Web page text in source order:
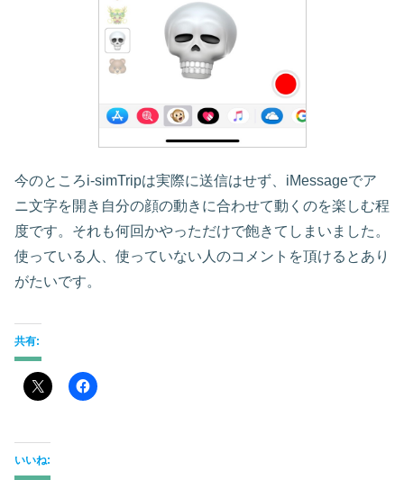
今のところi-simTripは実際に送信はせず、iMessageでア
ニ文字を開き自分の顔の動きに合わせて動くのを楽しむ程
度です。それも何回かやっただけで飽きてしまいました。
使っている人、使っていない人のコメントを頂けるとあり
がたいです。
共有:
いいね: